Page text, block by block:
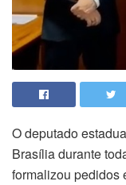
O deputado
Brasília durante
formalizou pedidos